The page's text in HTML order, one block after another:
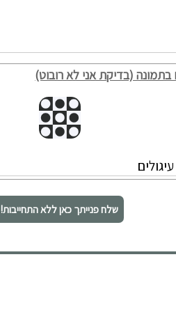
בתמונה (בדיקת אני לא רובוט)
שלח פנייתך כאן ללא התחייבות!